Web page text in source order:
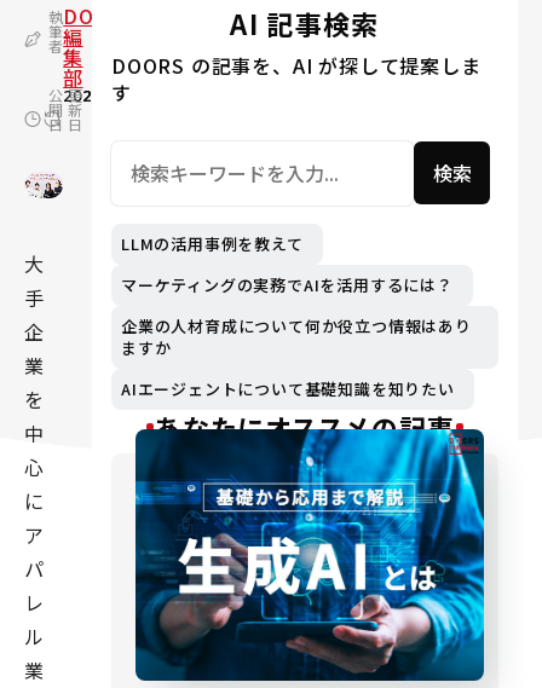
執
筆
者
DOORS
編
集
部
公
開
日
2023.06.02
更
新
日
2024.06.25
大
手
企
業
を
中
心
に
ア
パ
レ
ル
業
AI 記事検索
DOORS の記事を、AI が探して提案しま
す
検索
LLMの活用事例を教えて
マーケティングの実務でAIを活用するには？
企業の人材育成について何か役立つ情報はあり
ますか
AIエージェントについて基礎知識を知りたい
あなたにオススメの記事